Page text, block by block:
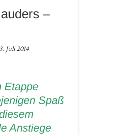
–
Juli 2014
Etappe
Spaß
Anstiege